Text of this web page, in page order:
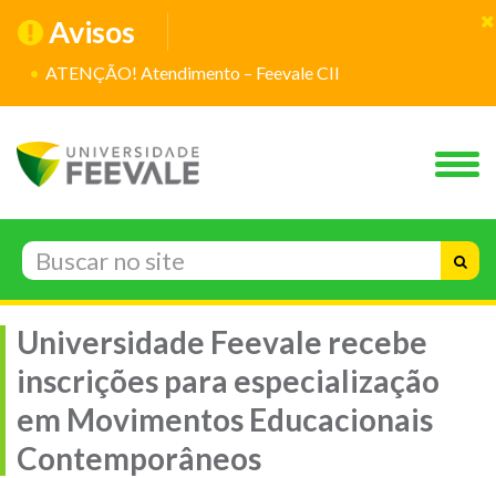
Avisos
ATENÇÃO! Atendimento – Feevale CII
Universidade Feevale recebe
inscrições para especialização
em Movimentos Educacionais
Contemporâneos